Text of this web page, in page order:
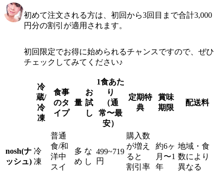
初めて注文される方は、初回から3回目まで合計3,000
円分の割引が適用されます。
初回限定でお得に始められるチャンスですので、ぜひ
チェックしてみてください♪
冷
蔵/
冷
凍
食事
のタ
イプ
量
お
試
し
1食あた
り
（通
常〜最
安）
定期特
典
賞味
期限
配送料
nosh(ナ
ッシュ)
冷
凍
普通
食/和
洋中
スイ
多
め
な
し
499~719
円
購入数
が増え
ると
割引率
約6ヶ
月〜1
年
地域・食
数により
異なる